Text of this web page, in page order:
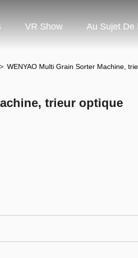
VR Show Au Sujet De
> WENYAO Multi Grain Sorter Machine,
trieur optique